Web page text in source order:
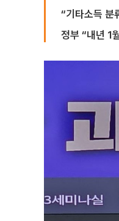
“기타소득 분
정부 “내년 1